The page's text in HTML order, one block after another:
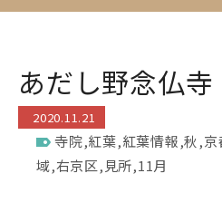
あだし野念仏
2020.11.21
寺院,紅葉,紅葉情報,秋,
域,右京区,見所,11月